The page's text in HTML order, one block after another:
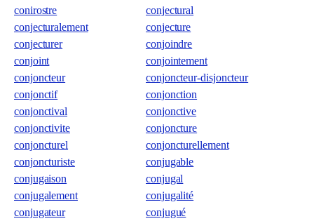
conirostre
conjectural
conjecturalement
conjecture
conjecturer
conjoindre
conjoint
conjointement
conjoncteur
conjoncteur-disjoncteur
conjonctif
conjonction
conjonctival
conjonctive
conjonctivite
conjoncture
conjoncturel
conjoncturellement
conjoncturiste
conjugable
conjugaison
conjugal
conjugalement
conjugalité
conjugateur
conjugué